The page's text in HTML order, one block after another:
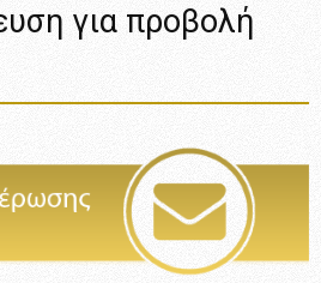
για προβολή